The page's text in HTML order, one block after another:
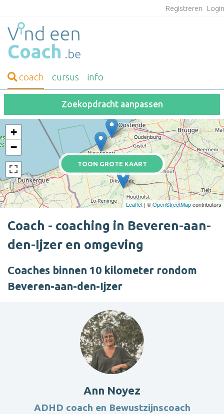
Registreren
coach cursus info
Zoekopdracht aanpassen
TOON GROTE KAART
+
−
Leaflet | ©OpenStreetMapcontributors
Coach - coaching in Beveren-aan-
den-Ijzer en omgeving
Coaches binnen 10 kilometer rondom
Beveren-aan-den-Ijzer
Ann Noyez
ADHD coach en Bewustzijnscoach